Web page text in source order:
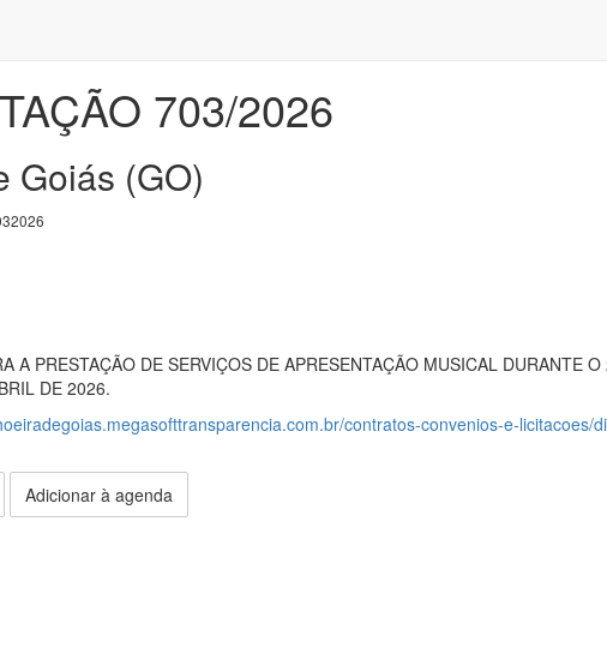
703/2026
Goiás (GO)
A PRESTAÇÃO DE SERVIÇOS DE APRESENTAÇÃO MUSICAL DURANTE
DE 2026.
contratos-convenios-e-licitacoes/
Adicionar à agenda